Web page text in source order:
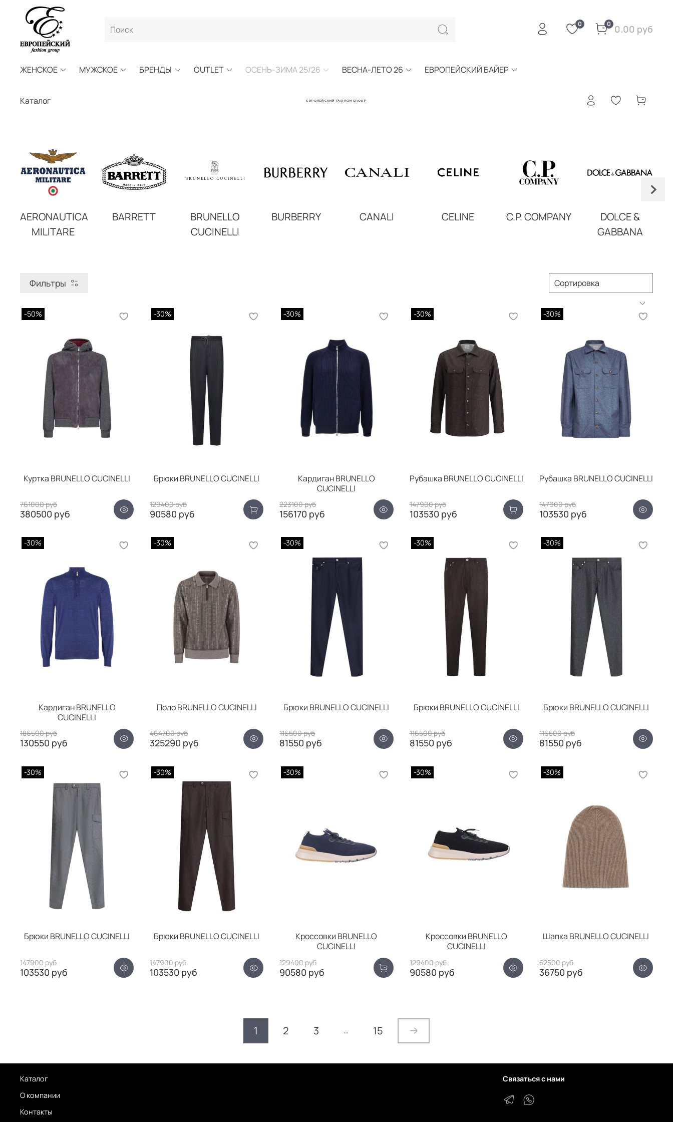
0 0 0.00 руб
ЖЕНСКОЕ МУЖСКОЕ БРЕНДЫ OUTLET ОСЕНЬ-ЗИМА 25/26 ВЕСНА-ЛЕТО 26 ЕВРОПЕЙСКИЙ БАЙЕР
ЕВРОПЕЙСКИЙ FASHION GROUP
Каталог
AERONAUTICA
MILITARE
BARRETT
BRUNELLO
CUCINELLI
BURBERRY CANALI CELINE C.P. COMPANY
DOLCE &
GABBANA
Фильтры
-50%
Куртка BRUNELLO CUCINELLI
761000 руб
380500 руб
-30%
Брюки BRUNELLO CUCINELLI
129400 руб
90580 руб
-30%
Кардиган BRUNELLO
CUCINELLI
223100 руб
156170 руб
-30%
Рубашка BRUNELLO CUCINELLI
147900 руб
103530 руб
-30%
Рубашка BRUNELLO CUCINELLI
147900 руб
103530 руб
-30%
Кардиган BRUNELLO
CUCINELLI
186500 руб
130550 руб
-30%
Поло BRUNELLO CUCINELLI
464700 руб
325290 руб
-30%
Брюки BRUNELLO CUCINELLI
116500 руб
81550 руб
-30%
Брюки BRUNELLO CUCINELLI
116500 руб
81550 руб
-30%
Брюки BRUNELLO CUCINELLI
116500 руб
81550 руб
-30%
Брюки BRUNELLO CUCINELLI
147900 руб
103530 руб
-30%
Брюки BRUNELLO CUCINELLI
147900 руб
103530 руб
-30%
Кроссовки BRUNELLO
CUCINELLI
129400 руб
90580 руб
-30%
Кроссовки BRUNELLO
CUCINELLI
129400 руб
90580 руб
-30%
Шапка BRUNELLO CUCINELLI
52500 руб
36750 руб
1 2 3 … 15
Каталог
О компании
Контакты
Связаться с нами